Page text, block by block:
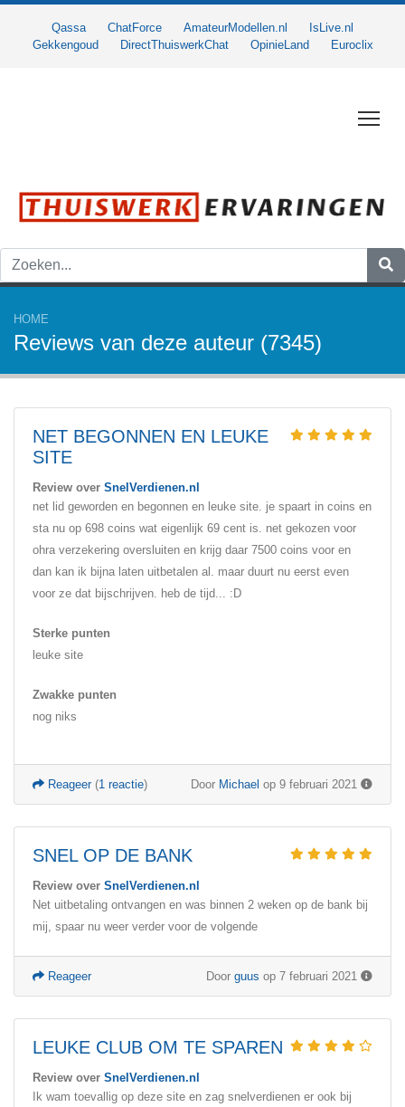
Qassa ChatForce AmateurModellen.nl
IsLive.nl
Gekkengoud
DirectThuiswerkChat OpinieLand Euroclix
HOME
Reviews van deze auteur (7345)
NET BEGONNEN EN LEUKE
SITE
Review over SnelVerdienen.nl
net lid geworden en begonnen en leuke site. je spaart in coins en
sta nu op 698 coins wat eigenlijk 69 cent is. net gekozen voor
ohra verzekering oversluiten en krijg daar 7500 coins voor en
dan kan ik bijna laten uitbetalen al. maar duurt nu eerst even
voor ze dat bijschrijven. heb de tijd... :D
Sterke punten
leuke site
Zwakke punten
nog niks
Door Michael op 9 februari 2021
Reageer(1 reactie)
SNEL OP DE BANK
Review over SnelVerdienen.nl
Net uitbetaling ontvangen en was binnen 2 weken op de bank bij
mij, spaar nu weer verder voor de volgende
Door guus op 7 februari 2021
Reageer
LEUKE CLUB OM TE SPAREN
Review over SnelVerdienen.nl
Ik wam toevallig op deze site en zag snelverdienen er ook bij